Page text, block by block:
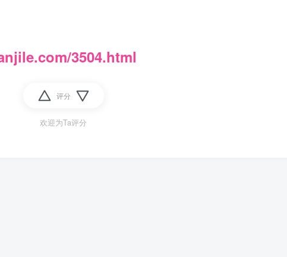
3504.html
评分
欢迎为Ta评分